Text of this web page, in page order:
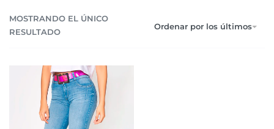
MOSTRANDO EL ÚNICO
RESULTADO
Ordenar por los últimos